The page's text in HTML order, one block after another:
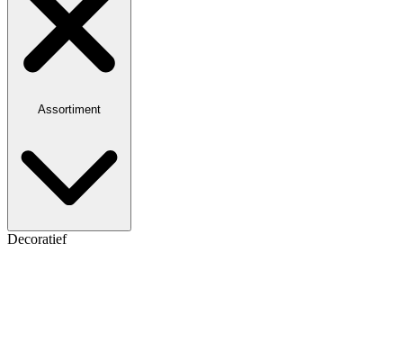
Assortiment
Decoratief